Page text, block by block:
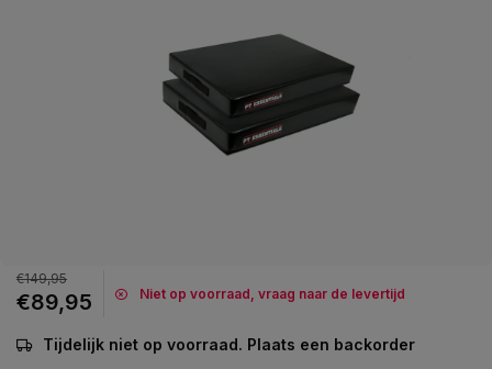
€149,95
€89,95 Niet op voorraad, vraag naar de levertijd
Tijdelijk niet op voorraad. Plaats een backorder